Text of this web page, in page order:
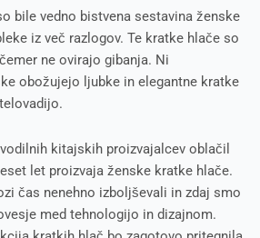
bile vedno bistvena sestavina ženske
iz več razlogov. Te kratke hlače so
ne ovirajo gibanja. Ni
obožujejo ljubke in elegantne kratke
kitajskih proizvajalcev oblačil
let proizvaja ženske kratke hlače.
čas nenehno izboljševali in zdaj smo
med tehnologijo in dizajnom.